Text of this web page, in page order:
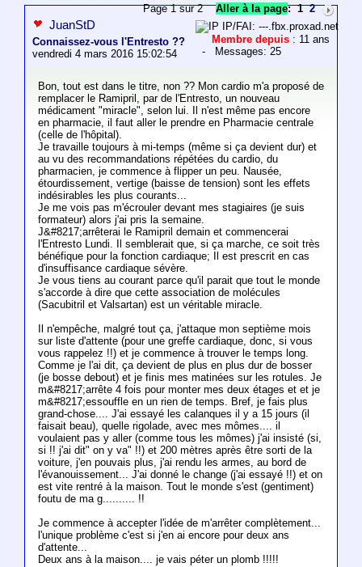
Page 1 sur 2Aller à la page: 1 2
JuanStD
Connaissez-vous l'Entresto ??
vendredi 4 mars 2016 15:02:54
IP/FAI: ---.fbx.proxad.net
Membre depuis : 11 ans
- Messages: 25
Bon, tout est dans le titre, non ?? Mon cardio m'a proposé de
remplacer le Ramipril, par de l'Entresto, un nouveau
médicament "miracle", selon lui. Il n'est même pas encore
en pharmacie, il faut aller le prendre en Pharmacie centrale
(celle de l'hôpital).
Je travaille toujours à mi-temps (même si ça devient dur) et
au vu des recommandations répétées du cardio, du
pharmacien, je commence à flipper un peu. Nausée,
étourdissement, vertige (baisse de tension) sont les effets
indésirables les plus courants...
Je me vois pas m'écrouler devant mes stagiaires (je suis
formateur) alors j'ai pris la semaine.
J&#8217;arrêterai le Ramipril demain et commencerai
l'Entresto Lundi. Il semblerait que, si ça marche, ce soit très
bénéfique pour la fonction cardiaque; Il est prescrit en cas
d'insuffisance cardiaque sévère.
Je vous tiens au courant parce qu'il parait que tout le monde
s'accorde à dire que cette association de molécules
(Sacubitril et Valsartan) est un véritable miracle.
Il n'empêche, malgré tout ça, j'attaque mon septième mois
sur liste d'attente (pour une greffe cardiaque, donc, si vous
vous rappelez !!) et je commence à trouver le temps long.
Comme je l'ai dit, ça devient de plus en plus dur de bosser
(je bosse debout) et je finis mes matinées sur les rotules. Je
m&#8217;arrête 4 fois pour monter mes deux étages et et je
m&#8217;essouffle en un rien de temps. Bref, je fais plus
grand-chose.... J'ai essayé les calanques il y a 15 jours (il
faisait beau), quelle rigolade, avec mes mômes.... il
voulaient pas y aller (comme tous les mômes) j'ai insisté (si,
si !! j'ai dit" on y va" !!) et 200 mètres après être sorti de la
voiture, j'en pouvais plus, j'ai rendu les armes, au bord de
l'évanouissement... J'ai donné le change (j'ai essayé !!) et on
est vite rentré à la maison. Tout le monde s'est (gentiment)
foutu de ma g.......... !!
Je commence à accepter l'idée de m'arrêter complètement...
l'unique problème c'est si j'en ai encore pour deux ans
d'attente...
Deux ans à la maison.... je vais péter un plomb !!!!!